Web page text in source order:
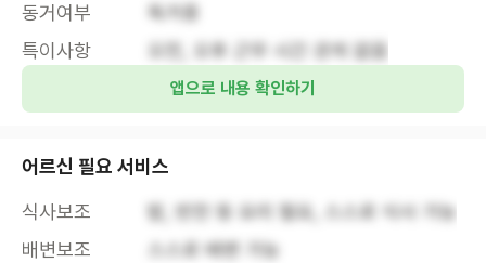
동거여부
독거중
특이사항
오전, 오후 근무 시간 관계 없음
앱으로 내용 확인하기
어르신 필요 서비스
식사보조
밥, 반찬 등 요리 필요, 스스로 식사 가능
배변보조
스스로 배변 가능